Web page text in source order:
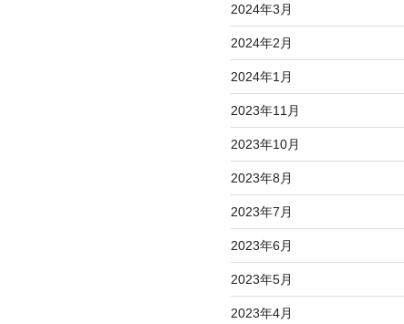
2024年3月
2024年2月
2024年1月
2023年11月
2023年10月
2023年8月
2023年7月
2023年6月
2023年5月
2023年4月